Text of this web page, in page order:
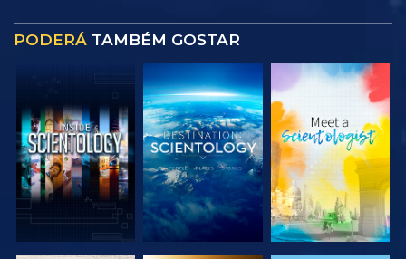
PODERÁ TAMBÉM GOSTAR